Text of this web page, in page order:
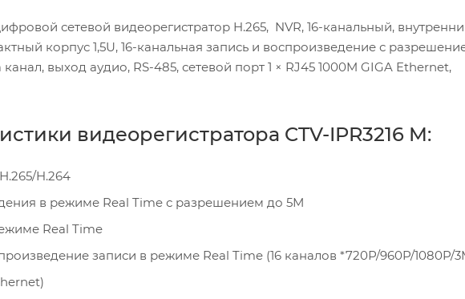
сетевой видеорегистратор H.265, NVR, 16-канальный,
корпус 1,5U, 16-канальная запись и воспроизведение с
выход аудио, RS-485, сетевой порт 1 × RJ45 1000M GIGA Ethernet,
видеорегистратора CTV-IPR3216 M:
H.264
в режиме Real Time с разрешением до 5М
Real Time
записи в режиме Real Time (16 каналов *720Р/960P/1080P/